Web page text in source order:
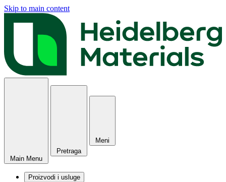
Skip to main content
Main Menu
Pretraga
Meni
Proizvodi i usluge